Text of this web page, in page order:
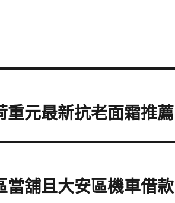
重元最新抗老面霜推薦
當舖且大安區機車借款